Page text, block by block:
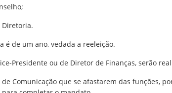
Diretoria.
é de um ano, vedada a reeleição.
Presidente ou de Diretor de Finanças, serão
de Comunicação que se afastarem das funções,